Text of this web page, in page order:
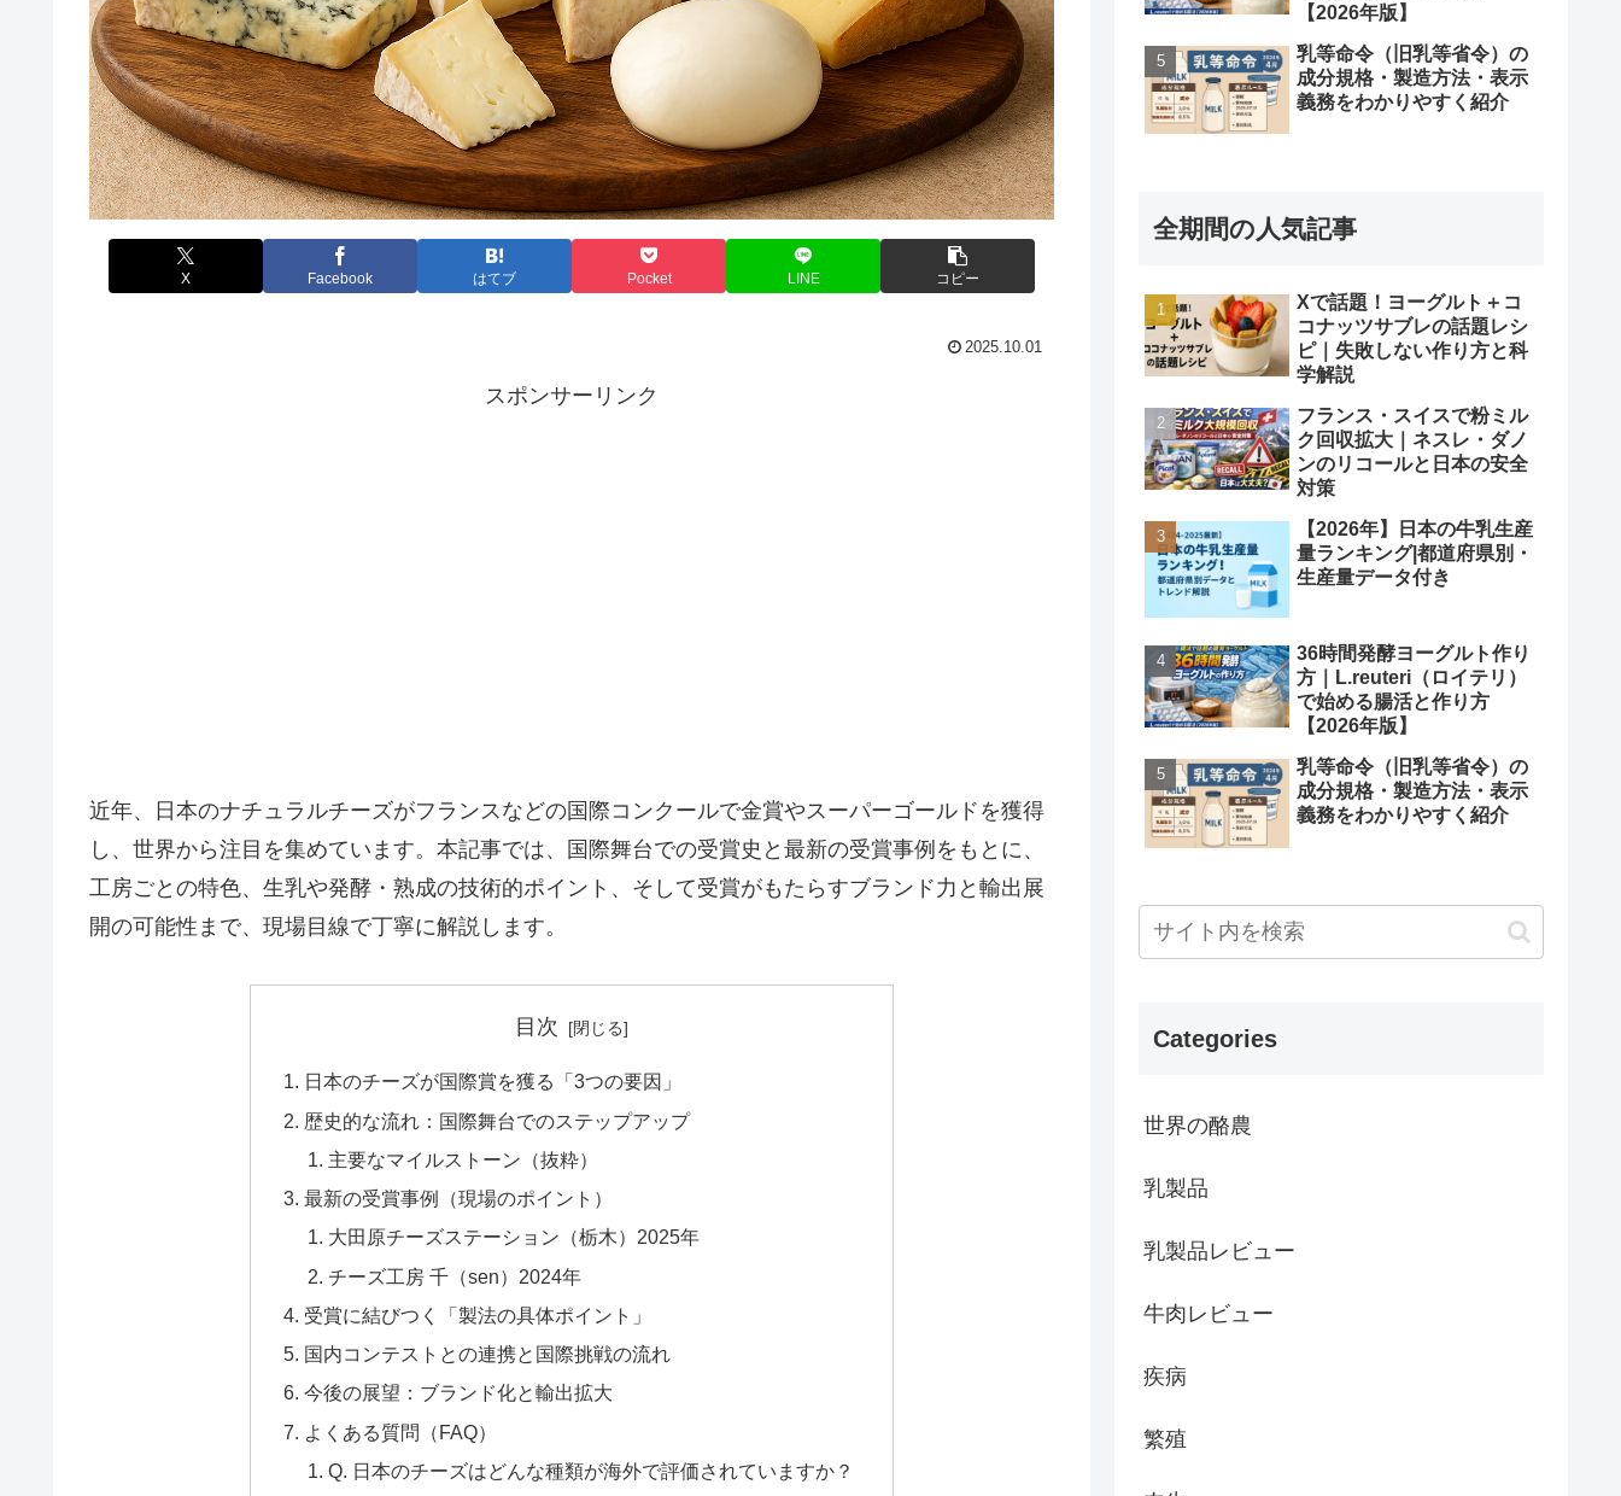
X Facebook はてブ Pocket LINE コピー
2025.10.01
スポンサーリンク
近年、日本のナチュラルチーズがフランスなどの国際コンクールで金賞やスーパーゴールドを獲得
し、世界から注目を集めています。本記事では、国際舞台での受賞史と最新の受賞事例をもとに、
工房ごとの特色、生乳や発酵・熟成の技術的ポイント、そして受賞がもたらすブランド力と輸出展
開の可能性まで、現場目線で丁寧に解説します。
目次
日本のチーズが国際賞を獲る「3つの要因」
歴史的な流れ：国際舞台でのステップアップ
主要なマイルストーン（抜粋）
最新の受賞事例（現場のポイント）
大田原チーズステーション（栃木）2025年
チーズ工房 千（sen）2024年
受賞に結びつく「製法の具体ポイント」
国内コンテストとの連携と国際挑戦の流れ
今後の展望：ブランド化と輸出拡大
よくある質問（FAQ）
Q. 日本のチーズはどんな種類が海外で評価されていますか？
【2026年版】
乳等命令（旧乳等省令）の
成分規格・製造方法・表示
義務をわかりやすく紹介
全期間の人気記事
Xで話題！ヨーグルト＋コ
コナッツサブレの話題レシ
ピ｜失敗しない作り方と科
学解説
フランス・スイスで粉ミル
ク回収拡大｜ネスレ・ダノ
ンのリコールと日本の安全
対策
【2026年】日本の牛乳生産
量ランキング|都道府県別・
生産量データ付き
36時間発酵ヨーグルト作り
方｜L.reuteri（ロイテリ）
で始める腸活と作り方
【2026年版】
乳等命令（旧乳等省令）の
成分規格・製造方法・表示
義務をわかりやすく紹介
Categories
世界の酪農
乳製品
乳製品レビュー
牛肉レビュー
疾病
繁殖